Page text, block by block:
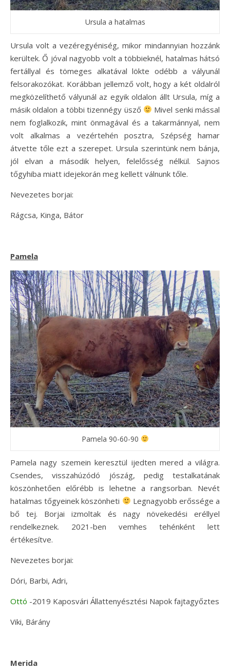
Ursula a hatalmas
Ursula volt a vezéregyéniség, mikor mindannyian hozzánk
kerültek. Ő jóval nagyobb volt a többieknél, hatalmas hátsó
fertállyal és tömeges alkatával lökte odébb a vályunál
felsorakozókat. Korábban jellemző volt, hogy a két oldalról
megközelíthető vályunál az egyik oldalon állt Ursula, míg a
másik oldalon a többi tizennégy üsző
Mivel senki mással
nem foglalkozik, mint önmagával és a takarmánnyal, nem
volt alkalmas a vezértehén posztra, Szépség hamar
átvette tőle ezt a szerepet. Ursula szerintünk nem bánja,
jól elvan a második helyen, felelősség nélkül. Sajnos
tőgyhiba miatt idejekorán meg kellett válnunk tőle.
Nevezetes borjai:
Rágcsa, Kinga, Bátor
Pamela
Pamela 90-60-90
Pamela nagy szemein keresztül ijedten mered a világra.
Csendes, visszahúzódó jószág, pedig testalkatának
köszönhetően előrébb is lehetne a rangsorban. Nevét
hatalmas tőgyeinek köszönheti
Legnagyobb erőssége a
bő tej. Borjai izmoltak és nagy növekedési eréllyel
rendelkeznek. 2021-ben vemhes tehénként lett
értékesítve.
Nevezetes borjai:
Dóri, Barbi, Adri,
Ottó -2019 Kaposvári Állattenyésztési Napok fajtagyőztes
Viki, Bárány
Merida